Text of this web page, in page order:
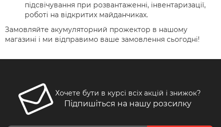
підсвічування при розвантаженні, інвентаризації,
роботі на відкритих майданчиках.
Замовляйте акумуляторний прожектор в нашому
магазині і ми відправимо ваше замовлення сьогодні!
Хочете бути в курсі всіх акцій і знижок?
Підпишіться на нашу розсилку